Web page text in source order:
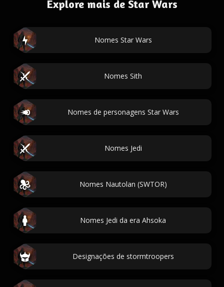
Explore mais de Star Wars
Nomes Star Wars
Nomes Sith
Nomes de personagens Star Wars
Nomes Jedi
Nomes Nautolan (SWTOR)
Nomes Jedi da era Ahsoka
Designações de stormtroopers